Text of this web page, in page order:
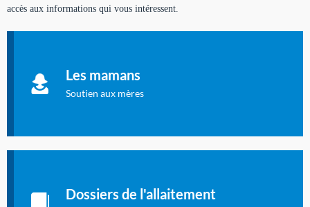
accès aux informations qui vous intéressent.
Les mamans
Soutien aux mères
à allaiter et vous informer : toutes les rubriques qui
concernent l'allaitement.
Dossiers de l'allaitement
dernières études sur l'allaitement publiées dans la presse